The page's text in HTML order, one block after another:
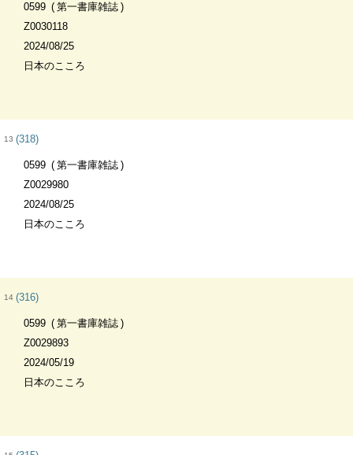
0599
第一書庫雑誌
Z0030118
2024/08/25
日本のこころ
13 (318)
0599
第一書庫雑誌
Z0029980
2024/08/25
日本のこころ
14 (316)
0599
第一書庫雑誌
Z0029893
2024/05/19
日本のこころ